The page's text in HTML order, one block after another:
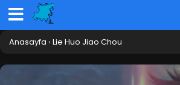
Anasayfa › Lie Huo Jiao Chou